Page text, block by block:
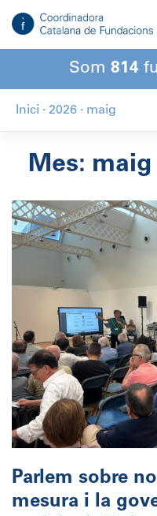
contingut
Som 814
Inici · 2026 · maig
Mes: maig
Parlem sobre
mesura i la